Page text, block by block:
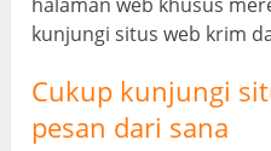
kunjungi situs web krim
Cukup kunjungi
pesan dari sana